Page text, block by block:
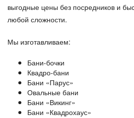
выгодные цены без посредников и
любой сложности.
Мы изготавливаем:
Бани-бочки
Квадро-бани
Бани «Парус»
Овальные бани
Бани «Викинг»
Бани «Квадрохаус»